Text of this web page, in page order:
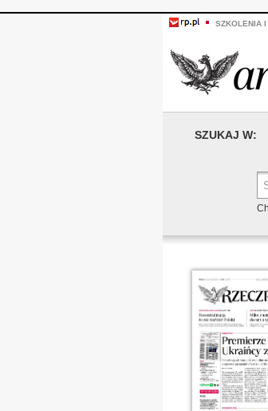
SZKOLENIA I
SZUKAJ W: